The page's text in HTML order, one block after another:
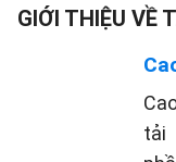
GIỚI THIỆU VỀ
tải